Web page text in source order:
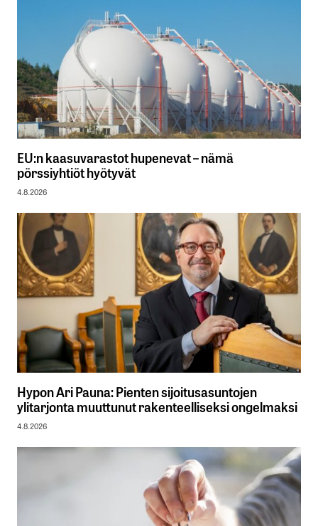
EU:n kaasuvarastot hupenevat – nämä
pörssiyhtiöt hyötyvät
4.8.2026
Hypon Ari Pauna: Pienten sijoitusasuntojen
ylitarjonta muuttunut rakenteelliseksi ongelmaksi
4.8.2026